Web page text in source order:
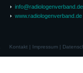
info@radiologenverband.de
www.radiologenverband.de
Kontakt| Impressum|